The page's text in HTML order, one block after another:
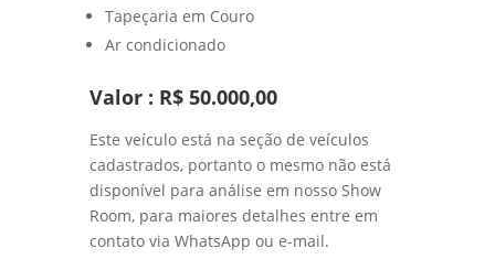
Tapeçaria em Couro
Ar condicionado
Valor : R$ 50.000,00
Este veículo está na seção de veículos
cadastrados, portanto o mesmo não está
disponível para análise em nosso Show
Room, para maiores detalhes entre em
contato via WhatsApp ou e-mail.